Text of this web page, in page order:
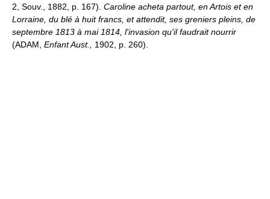
2, Souv., 1882, p. 167). Caroline acheta partout, en Artois et en
Lorraine, du blé à huit francs, et attendit, ses greniers pleins, de
septembre 1813 à mai 1814, l'invasion qu'il faudrait nourrir
(ADAM, Enfant Aust., 1902, p. 260).